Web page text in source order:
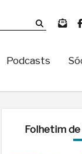
Podcasts
Folhetim